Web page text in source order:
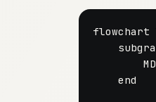
flowchart
    end